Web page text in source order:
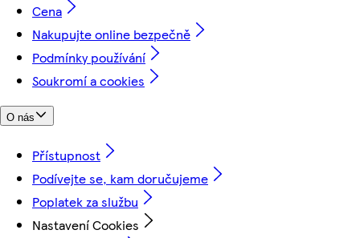
Cena
Nakupujte online bezpečně
Podmínky používání
Soukromí a cookies
O nás
Přístupnost
Podívejte se, kam doručujeme
Poplatek za službu
Nastavení Cookies